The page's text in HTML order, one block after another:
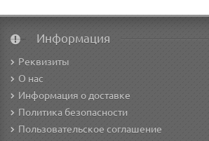
Информация
Реквизиты
О нас
Информация о доставке
Политика безопасности
Пользовательское соглашение